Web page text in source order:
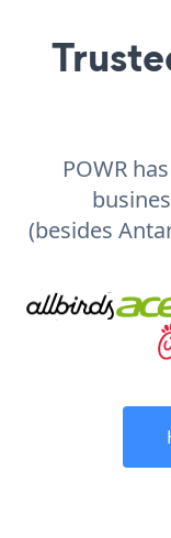
POWR
(besides